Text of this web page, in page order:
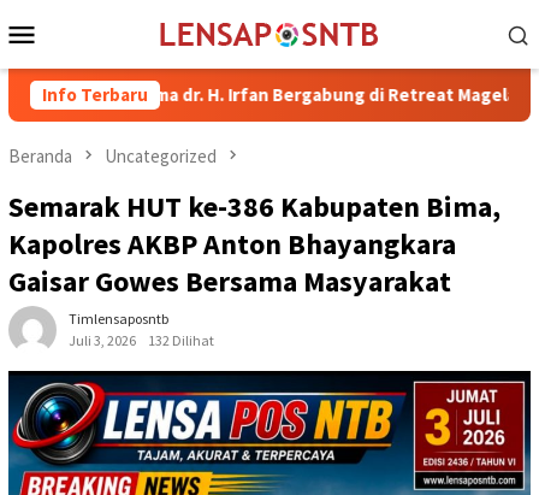
ke
Mobile
Info Terbaru
Bima dr. H. Irfan Bergabung di Retreat Magelang Rutan
Beranda Uncategorized
Semarak HUT ke-386 Kabupaten Bima,
Kapolres AKBP Anton Bhayangkara
Gaisar Gowes Bersama Masyarakat
Timlensaposntb
Juli 3, 2026
132 Dilihat